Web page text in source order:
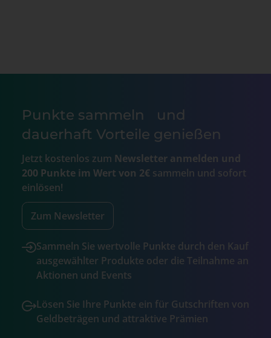
Punkte sammeln und
dauerhaft Vorteile genießen
Jetzt kostenlos zum Newsletter anmelden und
200 Punkte im Wert von 2€ sammeln und sofort
einlösen!
Zum Newsletter
Sammeln Sie wertvolle Punkte durch den Kauf
ausgewählter Produkte oder die Teilnahme an
Aktionen und Events
Lösen Sie Ihre Punkte ein für Gutschriften von
Geldbeträgen und attraktive Prämien